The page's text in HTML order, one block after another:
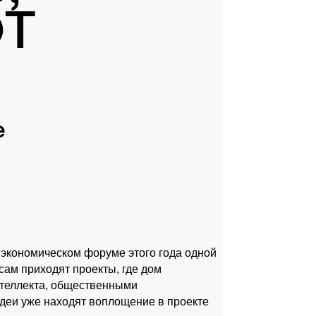
форуме этого года одной
приходят проекты, где дом
общественными
уже находят воплощение в проекте